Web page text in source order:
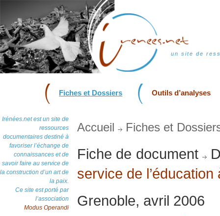
un site de
Fiches et Dossiers Outils d’analyses
Irénées.net est un site de
ressources
documentaires destiné à
favoriser l’échange de
connaissances et de
savoir faire au service de
la construction d’un art de
la paix.
Ce site est porté par
l’association
Modus Operandi
Accueil Fiches et
Fiche de document
service de l’éducation
Grenoble, avril 2006